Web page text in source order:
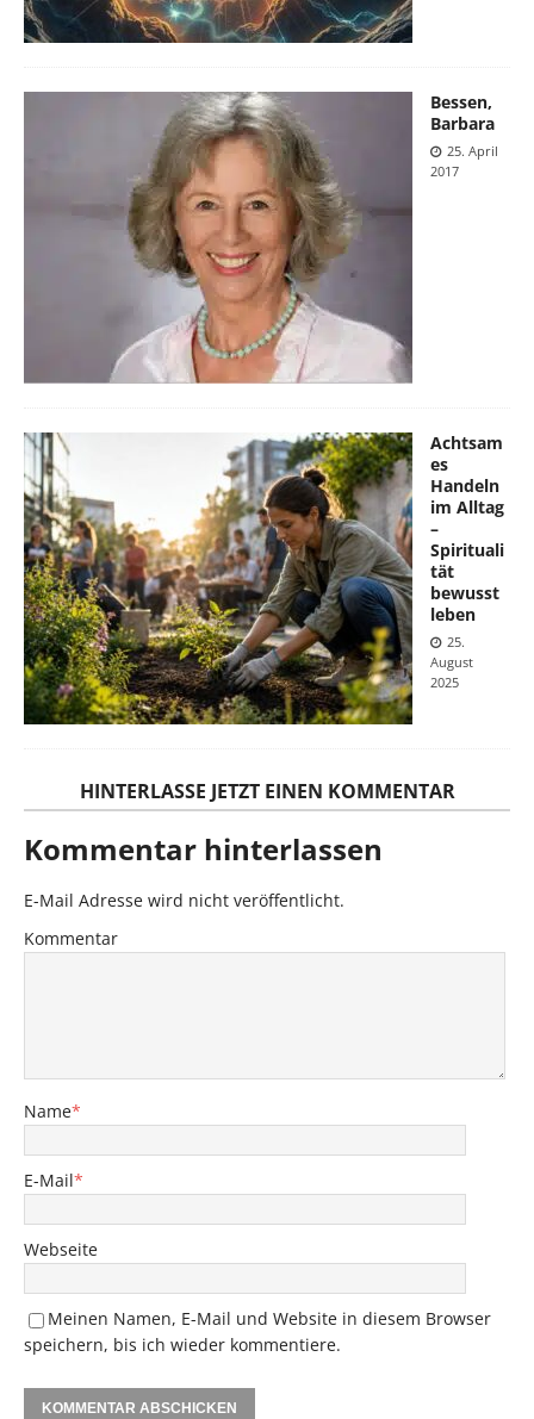
Bessen,
Barbara
25. April
2017
Achtsam
es
Handeln
im Alltag
–
Spirituali
tät
bewusst
leben
25.
August
2025
HINTERLASSE JETZT EINEN KOMMENTAR
Kommentar hinterlassen
E-Mail Adresse wird nicht veröffentlicht.
Kommentar
Name*
E-Mail*
Webseite
Meinen Namen, E-Mail und Website in diesem Browser
speichern, bis ich wieder kommentiere.